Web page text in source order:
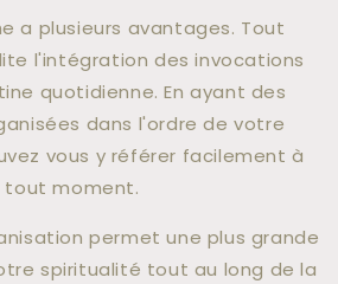
a plusieurs avantages. Tout
l'intégration des invocations
quotidienne. En ayant des
dans l'ordre de votre
vous y référer facilement à
tout moment.
permet une plus grande
spiritualité tout au long de la